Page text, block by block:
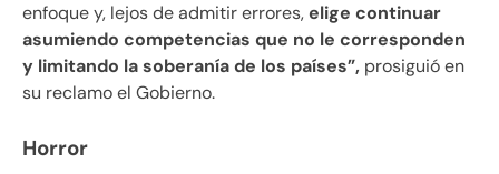
enfoque y, lejos de admitir errores,elige continuar
asumiendo competencias que no le corresponden
y limitando la soberanía de los países”, prosiguió en
su reclamo el Gobierno.
Horror